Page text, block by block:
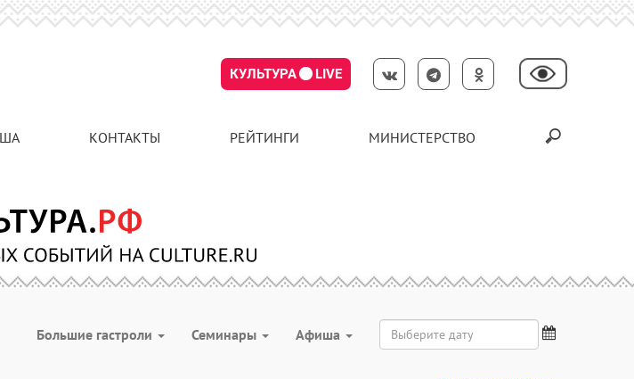
КУЛЬТУРА LIVE
КОНТАКТЫ РЕЙТИНГИ МИНИСТЕРСТВО
Большие гастроли Семинары Aфиша